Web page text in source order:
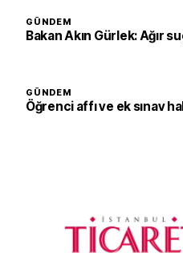
GÜNDEM
Bakan Akın Gürlek: Ağır
GÜNDEM
Öğrenci affı ve ek sınav